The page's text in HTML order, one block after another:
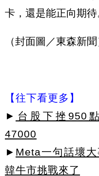
卡，還是能正向期待
（封面圖／東森新聞
【往下看更多】
► 台股下挫950
47000
► Meta一句話壞
韓牛市挑戰來了